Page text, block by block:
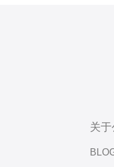
关于